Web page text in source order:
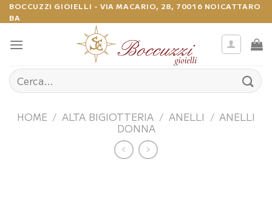
Salta
ai
contenuti
BOCCUZZI GIOIELLI - VIA MACARIO, 28, 70016 NOICATTARO
BA
Cerca:
HOME / ALTA BIGIOTTERIA / ANELLI / ANELLI
DONNA